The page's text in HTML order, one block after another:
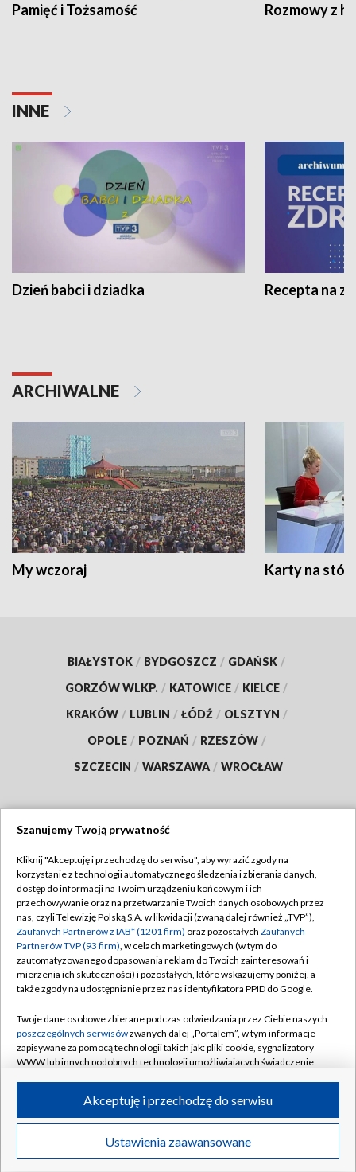
Pamięć i Tożsamość Rozmowy z
INNE
Dzień babci i dziadka Recepta na
ARCHIWALNE
My wczoraj Karty na
BIAŁYSTOK / BYDGOSZCZ / GDAŃSK /
GORZÓW WLKP. / KATOWICE / KIELCE /
KRAKÓW / LUBLIN / ŁÓDŹ / OLSZTYN /
OPOLE / POZNAŃ / RZESZÓW /
SZCZECIN / WARSZAWA / WROCŁAW
TVP
Abonament TVP
Emisja w TVP
Centrum informacji TVP
Naziemna Telewizja Cyfrowa
Rada Programowa
System NOS
Informacje o nadawcy
Program dla prasy
Ogłoszenie przetargowe
Regulamin TVP
Polityka prywatności
Moje zgody
Pomoc
Kontakt
Kanały
©2026 Telewizja Polska S.A. w likwidacji
Szanujemy Twoją prywatność
Kliknij "Akceptuję i przechodzę do serwisu", aby wyrazić zgody na
korzystanie z technologii automatycznego śledzenia i zbierania danych,
dostęp do informacji na Twoim urządzeniu końcowym i ich
przechowywanie oraz na przetwarzanie Twoich danych osobowych przez
nas, czyli Telewizję Polską S.A. w likwidacji (zwaną dalej również „TVP”),
Zaufanych Partnerów z IAB* (1201 firm) oraz pozostałych Zaufanych
Partnerów TVP (93 firm), w celach marketingowych (w tym do
zautomatyzowanego dopasowania reklam do Twoich zainteresowań i
mierzenia ich skuteczności) i pozostałych, które wskazujemy poniżej, a
także zgody na udostępnianie przez nas identyfikatora PPID do Google.
Twoje dane osobowe zbierane podczas odwiedzania przez Ciebie naszych
poszczególnych serwisówzwanych dalej „Portalem”, w tym informacje
zapisywane za pomocą technologii takich jak: pliki cookie, sygnalizatory
WWW lub innych podobnych technologii umożliwiających świadczenie
ruchu w Internecie.
Twoje dane osobowe zbierane podczas odwiedzania przez Ciebie
poszczególnych serwisówna Portalu, takie jak adresy IP, identyfikatory
Ustawienia zaawansowane
Akceptuję i przechodzę do serwisu